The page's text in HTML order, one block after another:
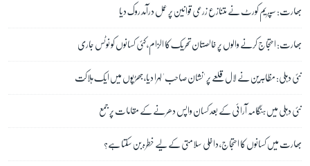
بھارت: سپریم کورٹ نے متنازع زرعی قوانین پر عمل درآمد روک دیا
بھارت: احتجاج کرنے والوں پر خالصتان تحریک کا الزام، کئی کسانوں کو نوٹس جاری
نئی دہلی: مظاہرین نے لال قلعے پر 'نشان صاحب' لہرا دیا، جھڑپوں میں ایک ہلاکت
نئی دہلی میں ہنگامہ آرائی کے بعد کسان واپس دھرنے کے مقامات پر جمع
بھارت میں کسانوں کا احتجاج، داخلی سلامتی کے لیے خطرہ بن سکتا ہے؟